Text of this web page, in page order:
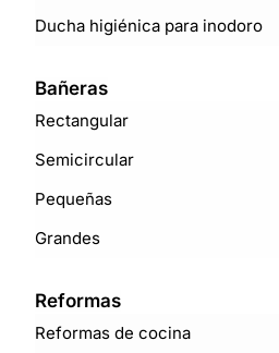
Ducha higiénica para inodoro
Bañeras
Rectangular
Semicircular
Pequeñas
Grandes
Reformas
Reformas de cocina